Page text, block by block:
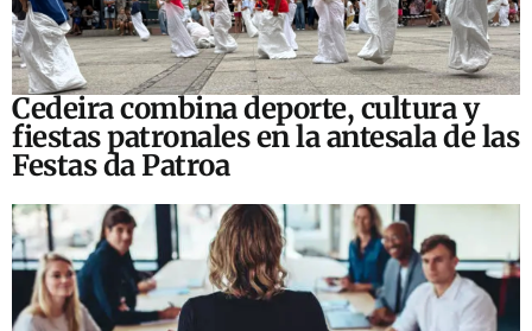
Cedeira combina deporte, cultura y
fiestas patronales en la antesala de las
Festas da Patroa